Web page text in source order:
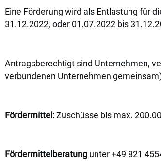
Eine Förderung wird als Entlastung für
31.12.2022, oder 01.07.2022 bis
Antragsberechtigt sind Unternehmen,
verbundenen Unternehmen
Fördermittel: Zuschüsse bis max.
Fördermittelberatung unter +49 821